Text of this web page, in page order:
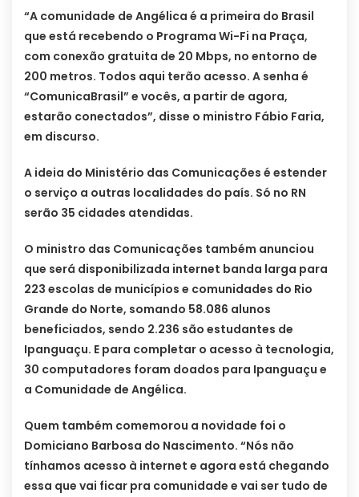
“A comunidade de Angélica é a primeira do Brasil
que está recebendo o Programa Wi-Fi na Praça,
com conexão gratuita de 20 Mbps, no entorno de
200 metros. Todos aqui terão acesso. A senha é
“ComunicaBrasil” e vocês, a partir de agora,
estarão conectados”, disse o ministro Fábio Faria,
em discurso.
A ideia do Ministério das Comunicações é estender
o serviço a outras localidades do país. Só no RN
serão 35 cidades atendidas.
O ministro das Comunicações também anunciou
que será disponibilizada internet banda larga para
223 escolas de municípios e comunidades do Rio
Grande do Norte, somando 58.086 alunos
beneficiados, sendo 2.236 são estudantes de
Ipanguaçu. E para completar o acesso à tecnologia,
30 computadores foram doados para Ipanguaçu e
a Comunidade de Angélica.
Quem também comemorou a novidade foi o
Domiciano Barbosa do Nascimento. “Nós não
tínhamos acesso à internet e agora está chegando
essa que vai ficar pra comunidade e vai ser tudo de